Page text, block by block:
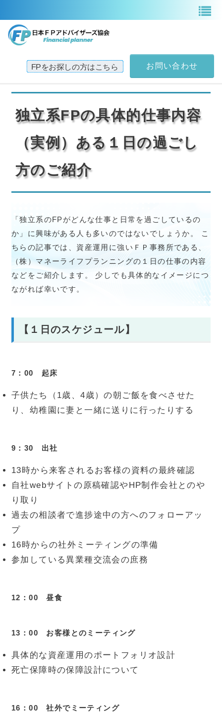
お問い合わせ
サービス一覧
会員・セミナー参加者の声
独立系FPの具体的仕事内容
（実例）ある１日の過ごし
方のご紹介
「独立系のFPがどんな仕事と日常を過ごしているの
か」に興味がある人も多いのではないでしょうか。 こ
ちらの記事では、資産運用に強いＦＰ事務所である、
（株）マネーライフプランニングの１日の仕事の内容
などをご紹介します。 少しでも具体的なイメージにつ
ながれば幸いです。
【１日のスケジュール】
7：00 起床
子供たち（1歳、4歳）の朝ご飯を食べさせた
り、幼稚園に妻と一緒に送りに行ったりする
9：30 出社
13時から来客されるお客様の資料の最終確認
自社webサイトの原稿確認やHP制作会社とのや
り取り
過去の相談者で進捗途中の方へのフォローアッ
プ
16時からの社外ミーティングの準備
参加している異業種交流会の庶務
12：00 昼食
13：00 お客様とのミーティング
具体的な資産運用のポートフォリオ設計
死亡保障時の保障設計について
16：00 社外でミーティング